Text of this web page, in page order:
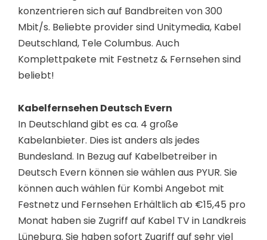
konzentrieren sich auf Bandbreiten von 300
Mbit/s. Beliebte provider sind Unitymedia, Kabel
Deutschland, Tele Columbus. Auch
Komplettpakete mit Festnetz & Fernsehen sind
beliebt!
Kabelfernsehen Deutsch Evern
In Deutschland gibt es ca. 4 große
Kabelanbieter. Dies ist anders als jedes
Bundesland. In Bezug auf Kabelbetreiber in
Deutsch Evern können sie wählen aus PYUR. Sie
können auch wählen für Kombi Angebot mit
Festnetz und Fernsehen Erhältlich ab €15,45 pro
Monat haben sie Zugriff auf Kabel TV in Landkreis
Lüneburg. Sie haben sofort Zugriff auf sehr viel